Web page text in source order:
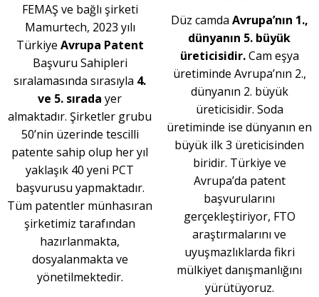
FEMAŞ ve bağlı şirketi
Mamurtech, 2023 yılı
Türkiye Avrupa Patent
Başvuru Sahipleri
sıralamasında sırasıyla 4.
ve 5. sırada yer
almaktadır. Şirketler grubu
50’nin üzerinde tescilli
patente sahip olup her yıl
yaklaşık 40 yeni PCT
başvurusu yapmaktadır.
Tüm patentler münhasıran
şirketimiz tarafından
hazırlanmakta,
dosyalanmakta ve
yönetilmektedir.
Düz camda Avrupa’nın 1.,
dünyanın 5. büyük
üreticisidir.Cam eşya
üretiminde Avrupa’nın 2.,
dünyanın 2. büyük
üreticisidir. Soda
üretiminde ise dünyanın en
büyük ilk 3 üreticisinden
biridir. Türkiye ve
Avrupa’da patent
başvurularını
gerçekleştiriyor, FTO
araştırmalarını ve
uyuşmazlıklarda fikri
mülkiyet danışmanlığını
yürütüyoruz.